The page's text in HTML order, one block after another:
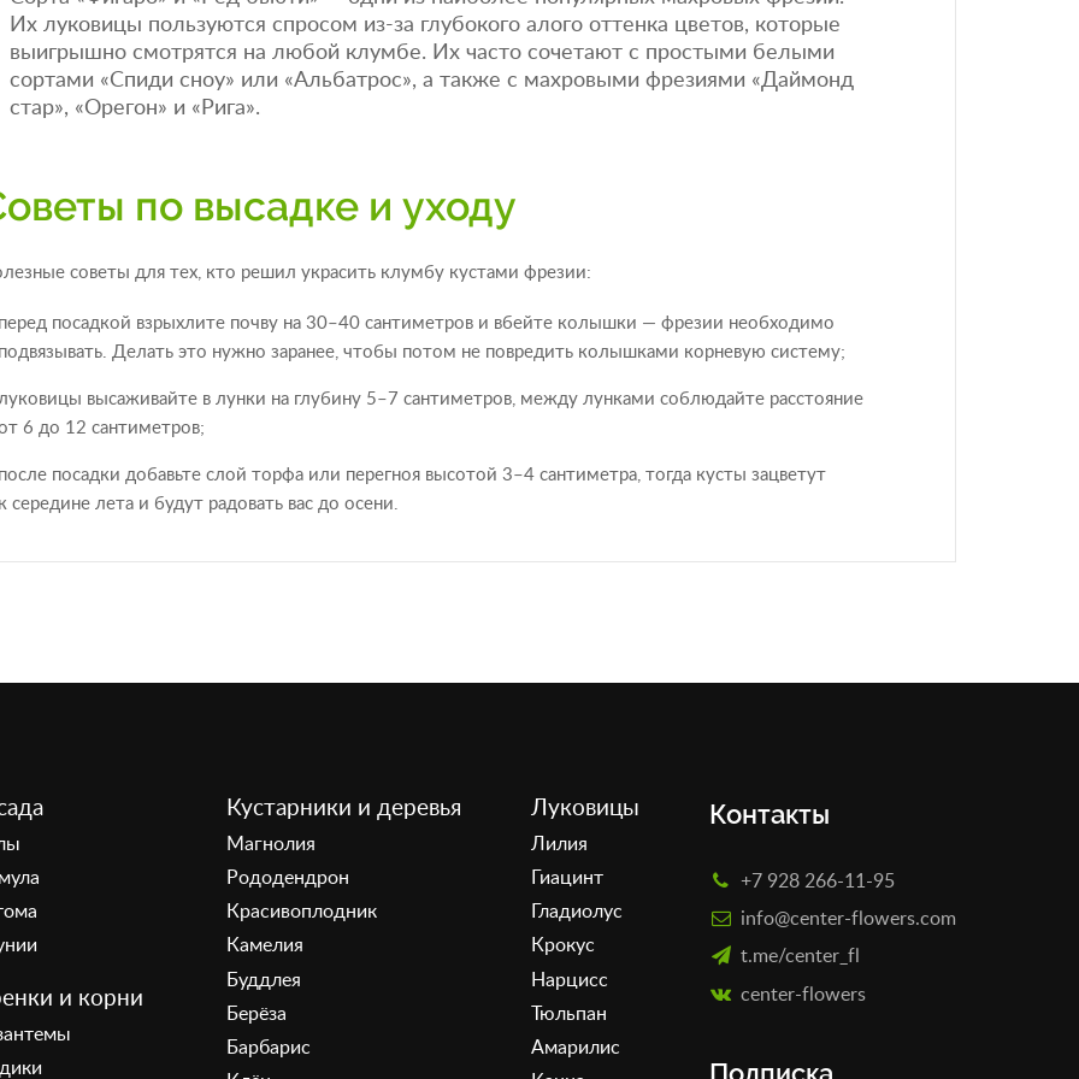
Их луковицы пользуются спросом из-за глубокого алого оттенка цветов, которые
выигрышно смотрятся на любой клумбе. Их часто сочетают с простыми белыми
сортами «Спиди сноу» или «Альбатрос», а также с махровыми фрезиями «Даймонд
стар», «Орегон» и «Рига».
по высадке и уходу
советы для тех, кто решил украсить клумбу кустами фрезии:
посадкой взрыхлите почву на 30–40 сантиметров и вбейте колышки — фрезии необходимо
Делать это нужно заранее, чтобы потом не повредить колышками корневую систему;
высаживайте в лунки на глубину 5–7 сантиметров, между лунками соблюдайте расстояние
6 до 12 сантиметров;
посадки добавьте слой торфа или перегноя высотой 3–4 сантиметра, тогда кусты зацветут
середине лета и будут радовать вас до осени.
и корни
Кустарники и деревья
Магнолия
Рододендрон
Красивоплодник
Камелия
Буддлея
Берёза
Барбарис
Луковицы
Лилия
Гиацинт
Гладиолус
Крокус
Нарцисс
Тюльпан
Амарилис
Контакты
+7 928 266-11-95
info@center-flowers.com
t.me/center_fl
сenter-flowers